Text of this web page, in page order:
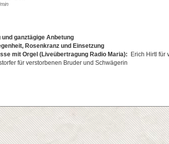
ganztägige Anbetung
Rosenkranz und Einsetzung
mit Orgel (Liveübertragung Radio Maria): Erich Hirtl für
für verstorbenen Bruder und Schwägerin